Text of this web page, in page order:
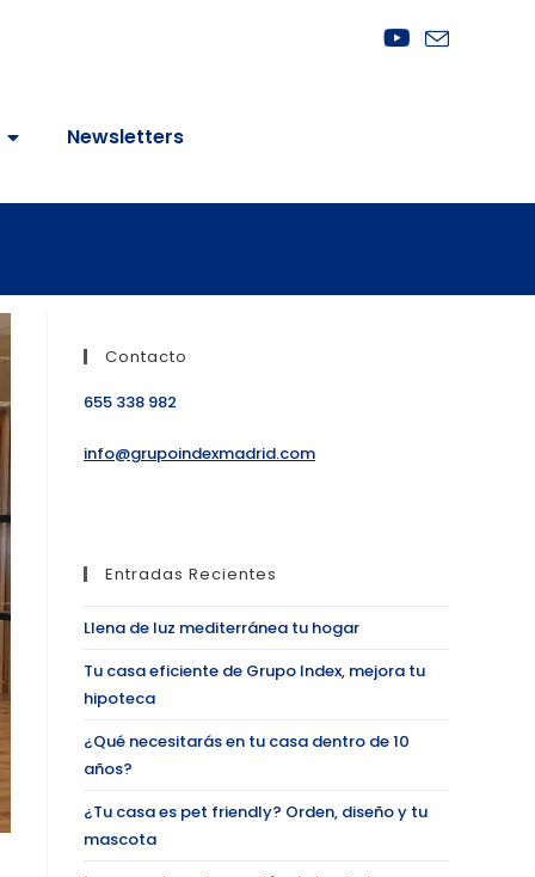
Newsletters
Contacto
655 338 982
info@grupoindexmadrid.com
Entradas Recientes
Llena de luz mediterránea tu hogar
Tu casa eficiente de Grupo Index, mejora tu
hipoteca
¿Qué necesitarás en tu casa dentro de 10
años?
¿Tu casa es pet friendly? Orden, diseño y tu
mascota